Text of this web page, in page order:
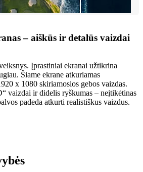
– aiškūs ir detalūs vaizdai
Įprastiniai ekranai užtikrina
Šiame ekrane atkuriamas
x 1080 skiriamosios gebos vaizdas.
vaizdai ir didelis ryškumas – neįtikėtinas
padeda atkurti realistiškus vaizdus.